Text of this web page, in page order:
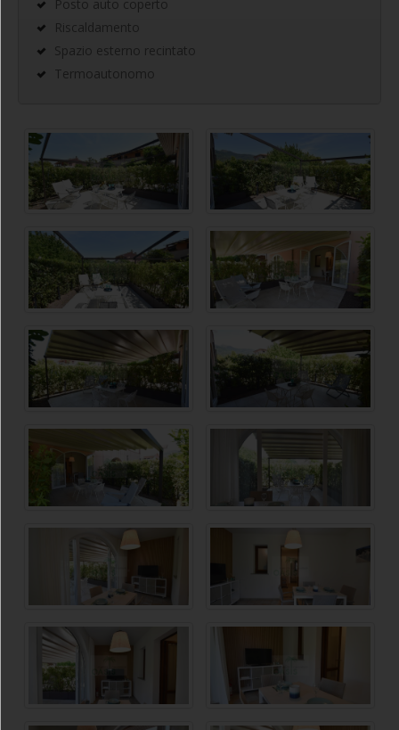
Posto auto coperto
Riscaldamento
Spazio esterno recintato
Termoautonomo